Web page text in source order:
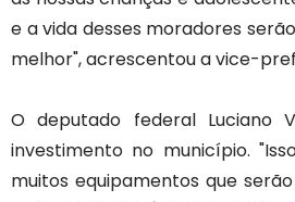
e a vida desses moradores
melhor", acrescentou a vice-
O deputado federal Luciano
investimento no município.
muitos equipamentos que